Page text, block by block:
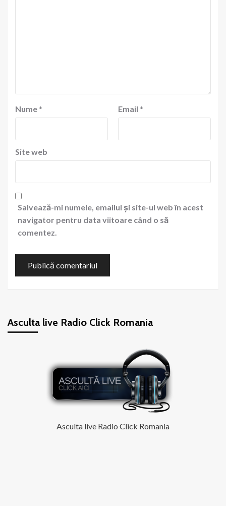
Nume * Email *
Site web
Salvează-mi numele, emailul și site-ul web în acest
navigator pentru data viitoare când o să
comentez.
Asculta live Radio Click Romania
Asculta live Radio Click Romania